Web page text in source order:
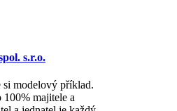
s.r.o.
si modelový příklad.
100% majitele a